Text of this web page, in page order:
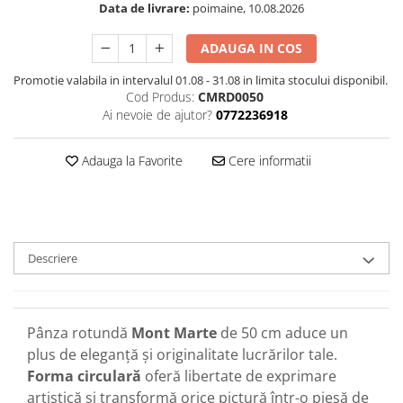
Data de livrare: poimaine, 10.08.2026
ADAUGA IN COS
Promotie valabila in intervalul 01.08 - 31.08 in limita stocului disponibil.
Cod Produs: CMRD0050
Ai nevoie de ajutor? 0772236918
Adauga la Favorite Cere informatii
Descriere
Pânza rotundă Mont Marte de 50 cm aduce un
plus de eleganță și originalitate lucrărilor tale.
Forma circulară oferă libertate de exprimare
artistică și transformă orice pictură într-o piesă de